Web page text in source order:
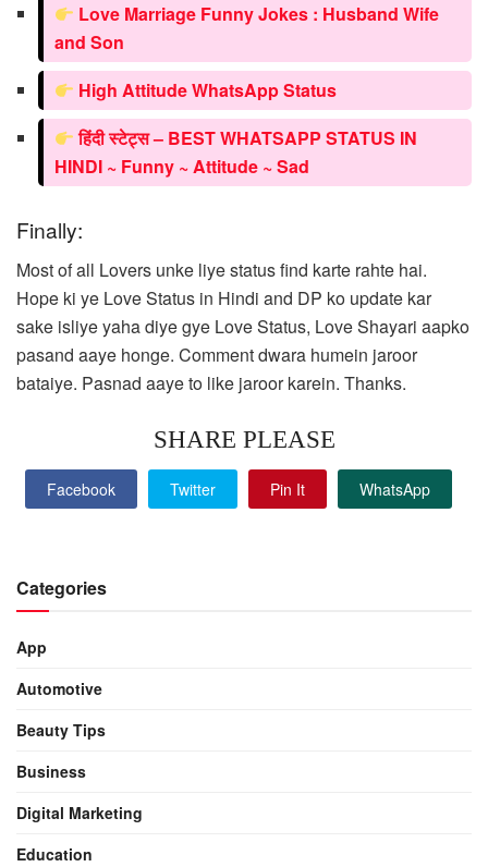
Love Marriage Funny Jokes : Husband Wife
and Son
High Attitude WhatsApp Status
हिंदी स्टेट्स – BEST WHATSAPP STATUS IN
HINDI ~ Funny ~ Attitude ~ Sad
Finally:
Most of all Lovers unke liye status find karte rahte hai.
Hope ki ye Love Status in Hindi and DP ko update kar
sake isliye yaha diye gye Love Status, Love Shayari aapko
pasand aaye honge. Comment dwara humein jaroor
bataiye. Pasnad aaye to like jaroor karein. Thanks.
SHARE PLEASE
Facebook Twitter Pin It WhatsApp
Categories
App
Automotive
Beauty Tips
Business
Digital Marketing
Education